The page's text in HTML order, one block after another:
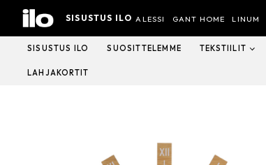
Hyppää
sisältöön
SISUSTUS ILO ALESSI GANT HOME LINUM
SISUSTUS ILO SUOSITTELEMME TEKSTIILIT
LAHJAKORTIT